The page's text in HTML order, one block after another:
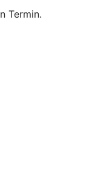
Termin.